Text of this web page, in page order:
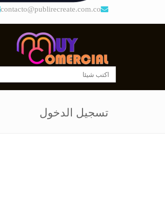
contacto@publirecreate.com.co
تسجيل الدخول